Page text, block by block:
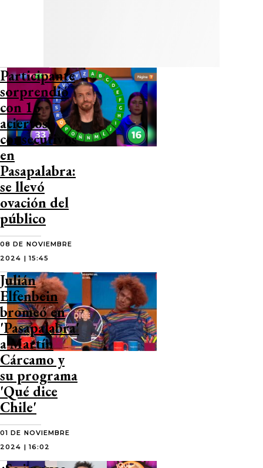
Participante
sorprendió
con 16
aciertos
consecutivos
en
Pasapalabra:
se llevó
ovación del
público
08 DE NOVIEMBRE
2024 | 15:45
Julián
Elfenbein
bromeó en
'Pasapalabra'
a Martín
Cárcamo y
su programa
'Qué dice
Chile'
01 DE NOVIEMBRE
2024 | 16:02